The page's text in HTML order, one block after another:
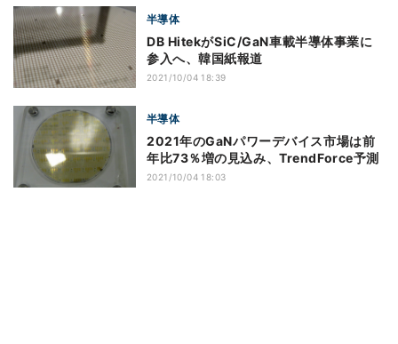
半導体
DB HitekがSiC/GaN車載半導体事業に
参入へ、韓国紙報道
2021/10/04 18:39
半導体
2021年のGaNパワーデバイス市場は前
年比73％増の見込み、TrendForce予測
2021/10/04 18:03